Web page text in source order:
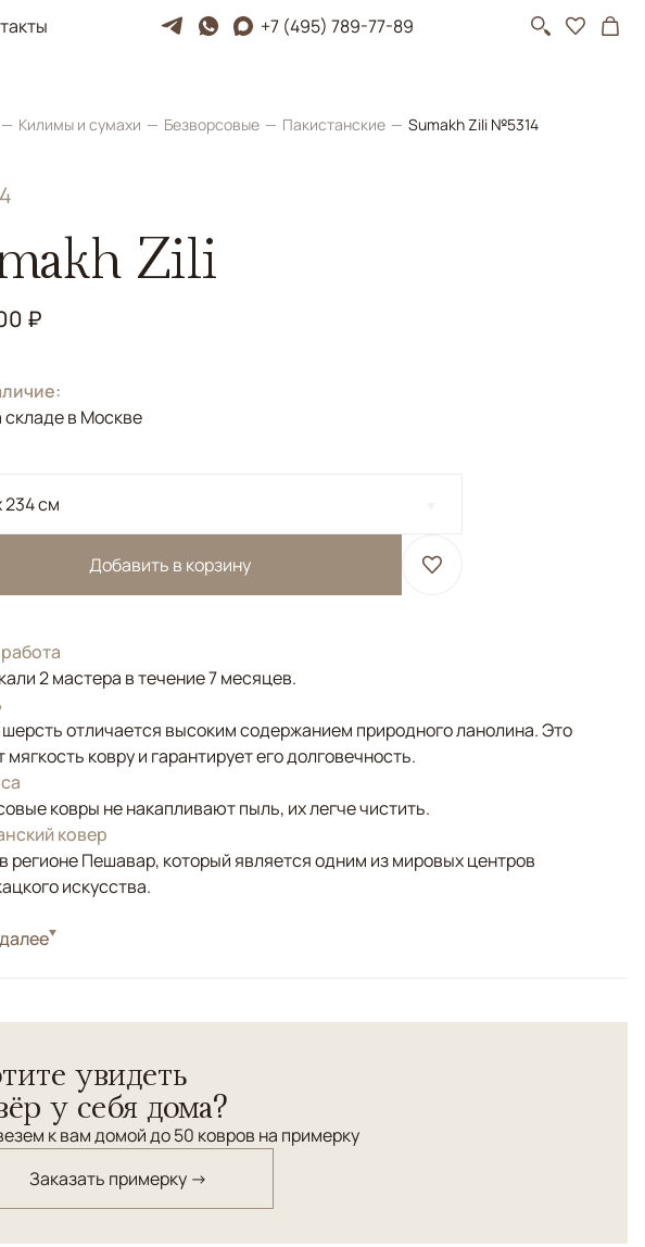
+7 (495) 789-77-89
Килимы и сумахи Безворсовые Пакистанские Sumakh Zili №5314
Zili
₽
складе в Москве
234 см
Добавить в корзину
2 мастера в течение 7 месяцев.
отличается высоким содержанием природного ланолина. Это
мягкость ковру и гарантирует его долговечность.
ковры не накапливают пыль, их легче чистить.
ковер
регионе Пешавар, который является одним из мировых центров
искусства.
и сумахи
увидеть
у себя дома?
к вам домой до 50 ковров на примерку
Заказать примерку →